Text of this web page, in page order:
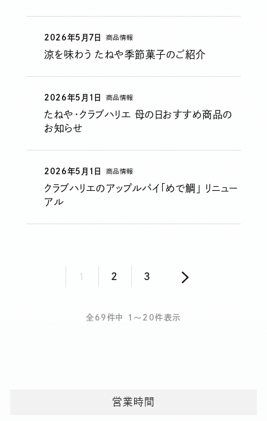
涼を味わう たねや季節菓子のご紹介
2026年5月7日 商品情報
たねや・クラブハリエ 母の日おすすめ商品の
お知らせ
2026年5月1日 商品情報
クラブハリエのアップルパイ「めで鯛」 リニュー
アル
2026年5月1日 商品情報
1 2 3
全69件中 1～20件表示
営業時間